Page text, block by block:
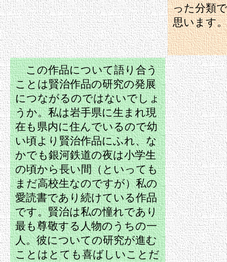
った分類
思います。
この作品について語り合う
ことは賢治作品の研究の発展
につながるのではないでしょ
うか。私は岩手県に生まれ現
在も県内に住んでいるので幼
い頃より賢治作品にふれ、な
かでも銀河鉄道の夜は小学生
の頃から長い間（といっても
まだ高校生なのですが）私の
愛読書であり続けている作品
です。賢治は私の憧れであり
最も尊敬する人物のうちの一
人。彼についての研究が進む
ことはとても喜ばしいことだ